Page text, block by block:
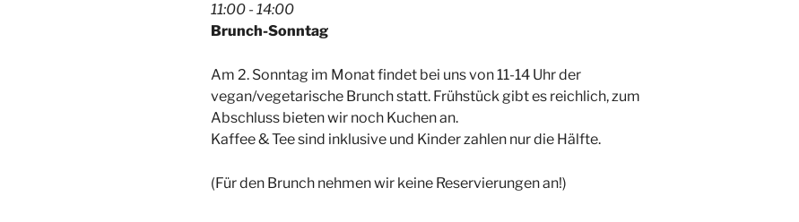
11:00 - 14:00
Brunch-Sonntag
Am 2. Sonntag im Monat findet bei uns von 11-14 Uhr der
vegan/vegetarische Brunch statt. Frühstück gibt es reichlich, zum
Abschluss bieten wir noch Kuchen an.
Kaffee & Tee sind inklusive und Kinder zahlen nur die Hälfte.
(Für den Brunch nehmen wir keine Reservierungen an!)